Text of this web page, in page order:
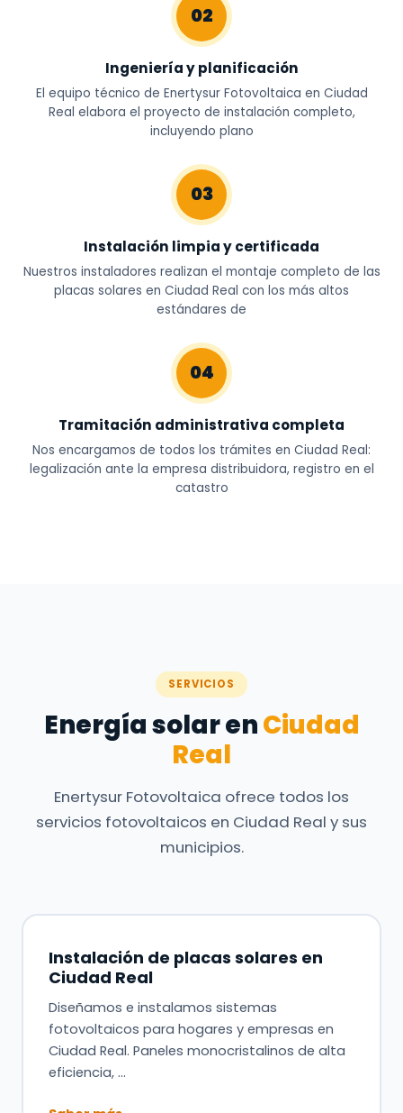
02
Ingeniería y planificación
El equipo técnico de Enertysur Fotovoltaica en Ciudad
Real elabora el proyecto de instalación completo,
incluyendo plano
03
Instalación limpia y certificada
Nuestros instaladores realizan el montaje completo de las
placas solares en Ciudad Real con los más altos
estándares de
04
Tramitación administrativa completa
Nos encargamos de todos los trámites en Ciudad Real:
legalización ante la empresa distribuidora, registro en el
catastro
SERVICIOS
Energía solar enCiudad
Real
Enertysur Fotovoltaica ofrece todos los
servicios fotovoltaicos en Ciudad Real y sus
municipios.
Instalación de placas solares en
Ciudad Real
Diseñamos e instalamos sistemas
fotovoltaicos para hogares y empresas en
Ciudad Real. Paneles monocristalinos de alta
eficiencia, …